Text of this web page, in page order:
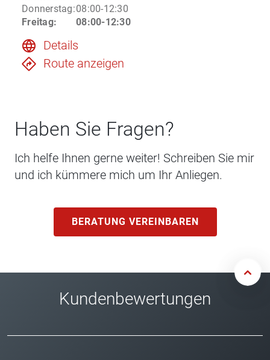
Donnerstag:08:00-12:30
Freitag: 08:00-12:30
Details
Route anzeigen
Haben Sie Fragen?
Ich helfe Ihnen gerne weiter! Schreiben Sie mir
und ich kümmere mich um Ihr Anliegen.
BERATUNG VEREINBAREN
Kundenbewertungen